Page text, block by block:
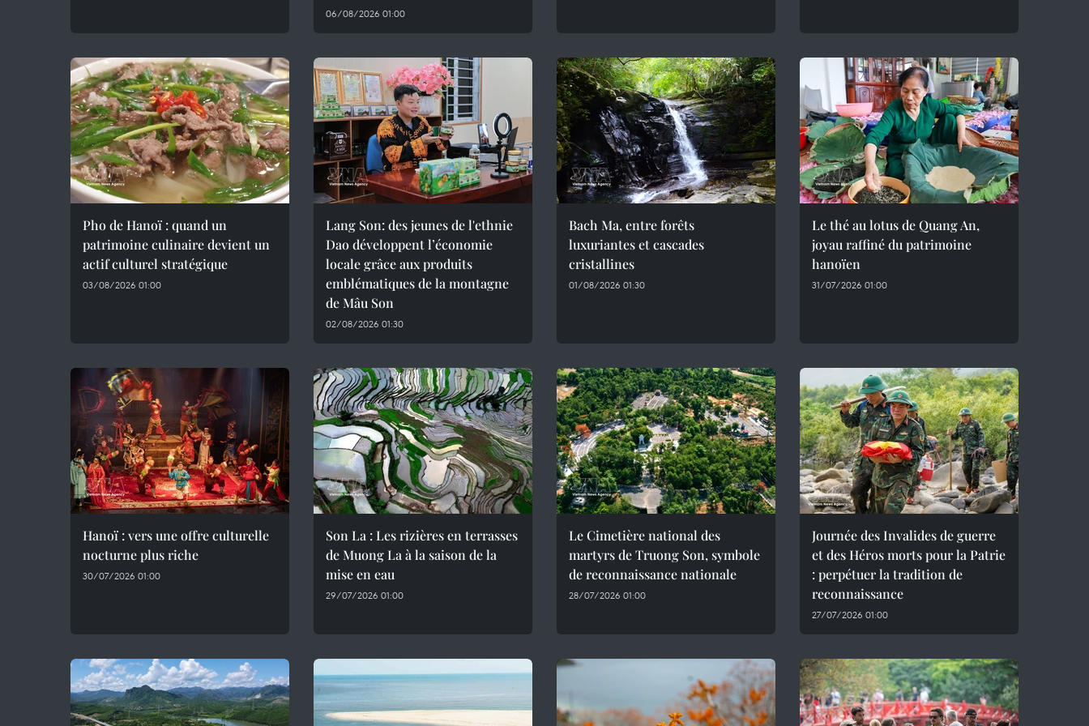
06/08/2026 01:00
Pho de Hanoï : quand un
patrimoine culinaire devient un
actif culturel stratégique
03/08/2026 01:00
Lang Son: des jeunes de l'ethnie
Dao développent l’économie
locale grâce aux produits
emblématiques de la montagne
de Mâu Son
02/08/2026 01:30
Bach Ma, entre forêts
luxuriantes et cascades
cristallines
01/08/2026 01:30
Le thé au lotus de Quang An,
joyau raffiné du patrimoine
hanoïen
31/07/2026 01:00
Hanoï : vers une offre culturelle
nocturne plus riche
30/07/2026 01:00
Son La : Les rizières en terrasses
de Muong La à la saison de la
mise en eau
29/07/2026 01:00
Le Cimetière national des
martyrs de Truong Son, symbole
de reconnaissance nationale
28/07/2026 01:00
Journée des Invalides de guerre
et des Héros morts pour la Patrie
: perpétuer la tradition de
reconnaissance
27/07/2026 01:00